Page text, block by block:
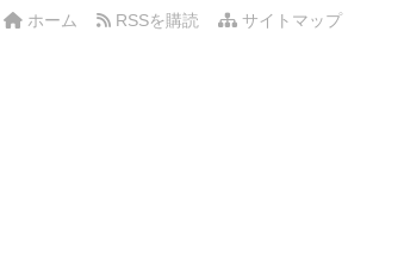
サイトマップ
RSSを購読
ホーム